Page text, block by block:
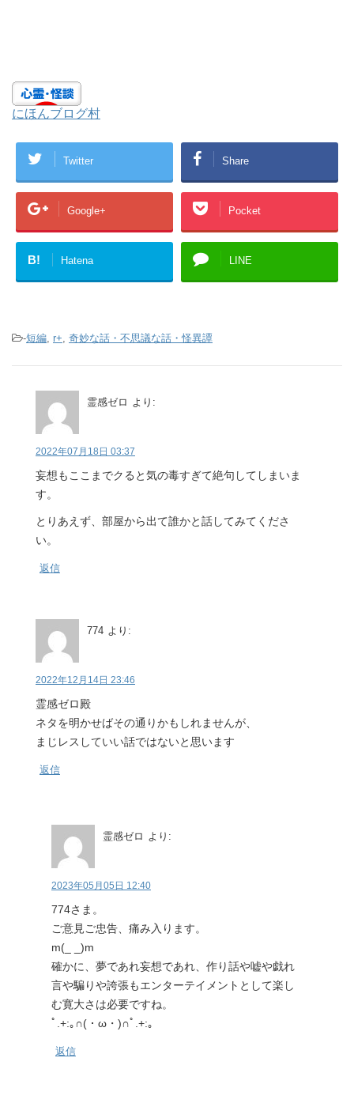
にほんブログ村
Twitter Share
Google+ Pocket
B! Hatena LINE
-短編 r+ 奇妙な話・不思議な話・怪異譚
霊感ゼロ より:
2022年07月18日 03:37
妄想もここまでクると気の毒すぎて絶句してしまいま
す。
とりあえず、部屋から出て誰かと話してみてくださ
い。
返信
774 より:
2022年12月14日 23:46
霊感ゼロ殿
ネタを明かせばその通りかもしれませんが、
まじレスしていい話ではないと思います
返信
霊感ゼロ より:
2023年05月05日 12:40
774さま。
ご意見ご忠告、痛み入ります。
m(_ _)m
確かに、夢であれ妄想であれ、作り話や嘘や戯れ
言や騙りや誇張もエンターテイメントとして楽し
む寛大さは必要ですね。
ﾟ.+:｡∩(・ω・)∩ﾟ.+:｡
返信